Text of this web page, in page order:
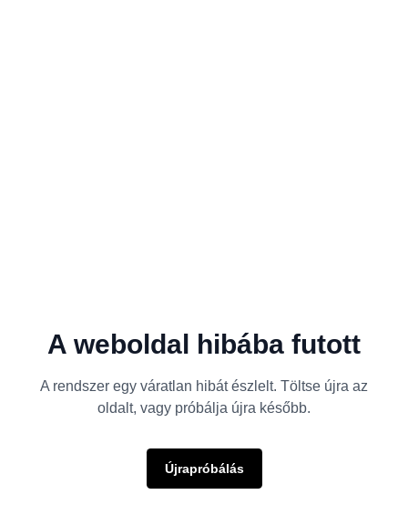
A weboldal hibába futott
A rendszer egy váratlan hibát észlelt. Töltse újra az
oldalt, vagy próbálja újra később.
Újrapróbálás